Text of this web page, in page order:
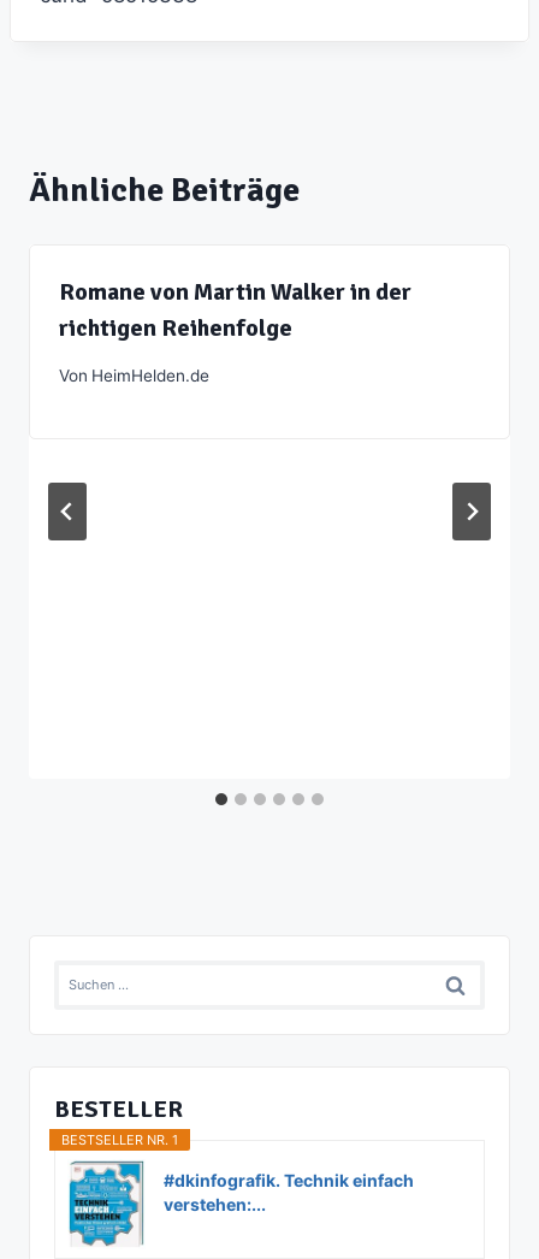
Ähnliche Beiträge
Romane von Martin Walker in der
richtigen Reihenfolge
Von HeimHelden.de
Suchen
BESTELLER
BESTSELLER NR. 1
#dkinfografik. Technik einfach
verstehen:...